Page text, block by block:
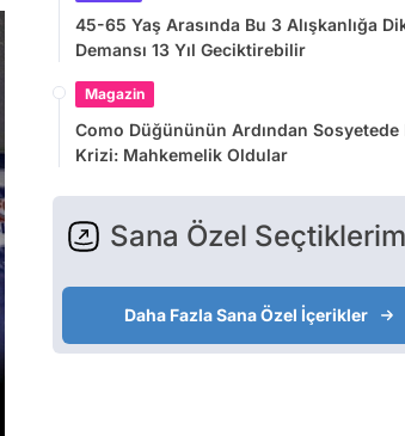
45-65 Yaş Arasında Bu 3 Alışkanlığa
Demansı 13 Yıl Geciktirebilir
Magazin
Como Düğününün Ardından Sosyetede
Krizi: Mahkemelik Oldular
Sana Özel
Daha Fazla Sana Özel İçerikler